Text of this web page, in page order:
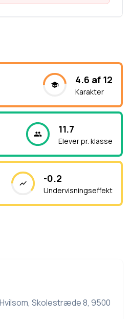
4.6 af 12
Karakter
11.7
Elever pr. klasse
-0.2
Undervisningseffekt
Skolestræde 8, 9500